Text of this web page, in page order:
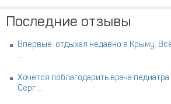
Последние отзывы
Впервые отдыхал недавно в Крыму.
...
Хочется поблагодарить врача
Серг ...